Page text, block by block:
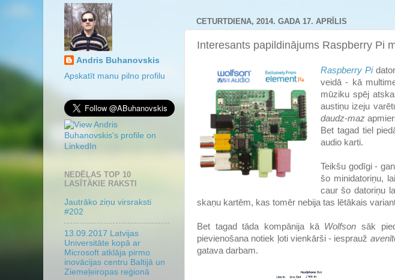
CETURTDIENA, 2014. GADA 17. APRĪLIS
Interesants papildinājums Raspberry Pi
Raspberry Pi
veidā - kā
mūziku spēj
austiņu izeju
daudz-maz
Bet tagad tiel
audio karti.
Teikšu godīgi -
šo minidatoriņu,
caur šo datoriņu
skaņu kartēm, kas tomēr nebija tas lētākais
Bet tagad tāda kompānija kā Wolfson sāk
pievienošana notiek ļoti vienkārši - iesprauž
gatava darbam.
Andris Buhanovskis
Apskatīt manu pilno profilu
NEDĒĻAS TOP 10
LASĪTĀKIE RAKSTI
Jautrāko ziņu virsraksti
#202
13.09.2017 Latvijas
Universitāte kopā ar
Microsoft atklāja pirmo
inovācijas centru Baltijā un
Ziemeļeiropas reģionā